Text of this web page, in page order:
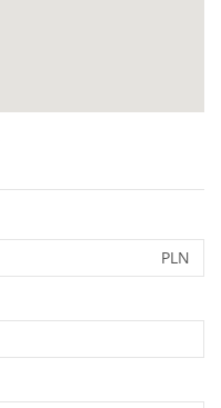
PLN